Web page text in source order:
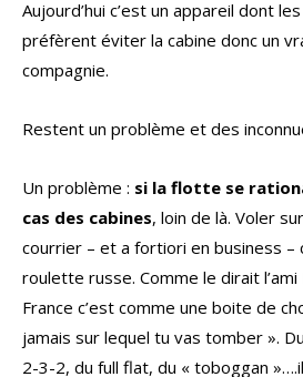
Aujourd’hui c’est un appareil dont
préfèrent éviter la cabine donc un
compagnie.
Restent un problème et des
Un problème : si la flotte se
cas des cabines, loin de là. Voler
courrier – et a fortiori en business –
roulette russe. Comme le dirait
France c’est comme une boite de
jamais sur lequel tu vas tomber ».
2-3-2, du full flat, du « toboggan